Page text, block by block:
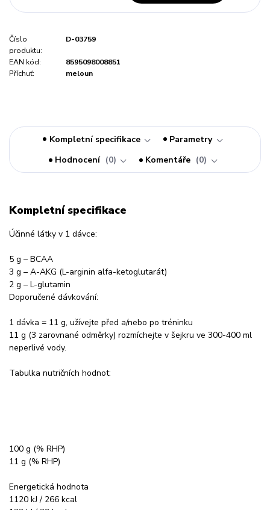
Číslo
produktu:
D-03759
EAN kód:
8595098008851
Příchuť:
meloun
Kompletní specifikace
Parametry
Hodnocení
0 Komentáře 0
Kompletní specifikace
Účinné látky v 1 dávce:
5 g – BCAA
3 g – A-AKG (L-arginin alfa-ketoglutarát)
2 g – L-glutamin
Doporučené dávkování:
1 dávka = 11 g, užívejte před a/nebo po tréninku
11 g (3 zarovnané odměrky) rozmíchejte v šejkru ve 300-400 ml
neperlivé vody.
Tabulka nutričních hodnot:
100 g (% RHP)
11 g (% RHP)
Energetická hodnota
1120 kJ / 266 kcal